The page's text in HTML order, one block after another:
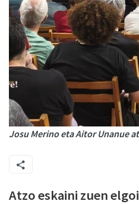
Josu Merino eta Aitor Unanue
Atzo eskaini zuen